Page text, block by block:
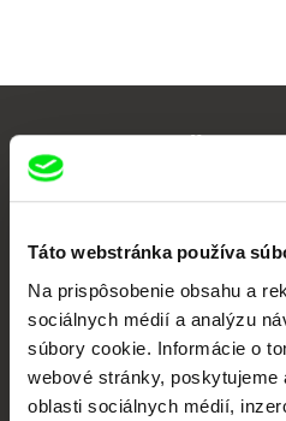
Táto webstránka používa
Na prispôsobenie obsahu a
sociálnych médií a analýzu
súbory cookie. Informácie o
webové stránky, poskytujeme
oblasti sociálnych médií,
Nové filmy
Portál DAFilms vznikol vďaka
Členovia